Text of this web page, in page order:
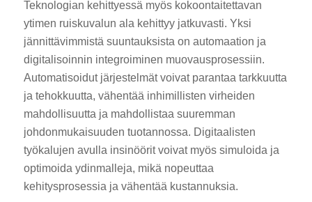
Teknologian kehittyessä myös kokoontaitettavan
ytimen ruiskuvalun ala kehittyy jatkuvasti. Yksi
jännittävimmistä suuntauksista on automaation ja
digitalisoinnin integroiminen muovausprosessiin.
Automatisoidut järjestelmät voivat parantaa tarkkuutta
ja tehokkuutta, vähentää inhimillisten virheiden
mahdollisuutta ja mahdollistaa suuremman
johdonmukaisuuden tuotannossa. Digitaalisten
työkalujen avulla insinöörit voivat myös simuloida ja
optimoida ydinmalleja, mikä nopeuttaa
kehitysprosessia ja vähentää kustannuksia.